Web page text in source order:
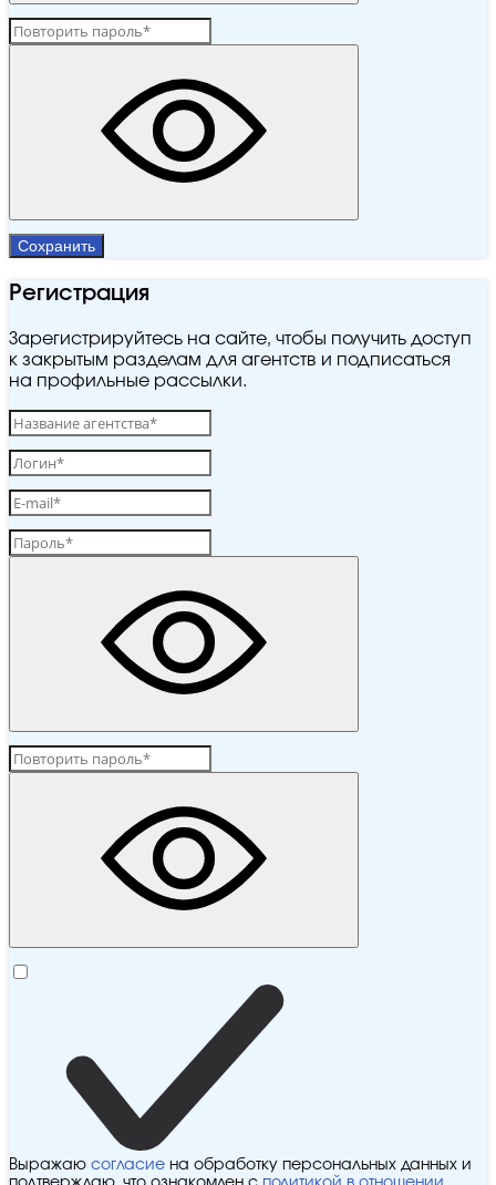
Сохранить
Регистрация
Зарегистрируйтесь на сайте, чтобы получить доступ
к закрытым разделам для агентств и подписаться
на профильные рассылки.
Выражаю согласие на обработку персональных данных и